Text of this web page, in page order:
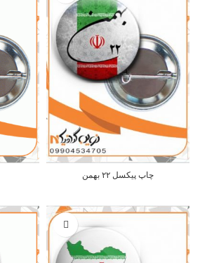
چاپ پیکسل ۲۲ بهمن